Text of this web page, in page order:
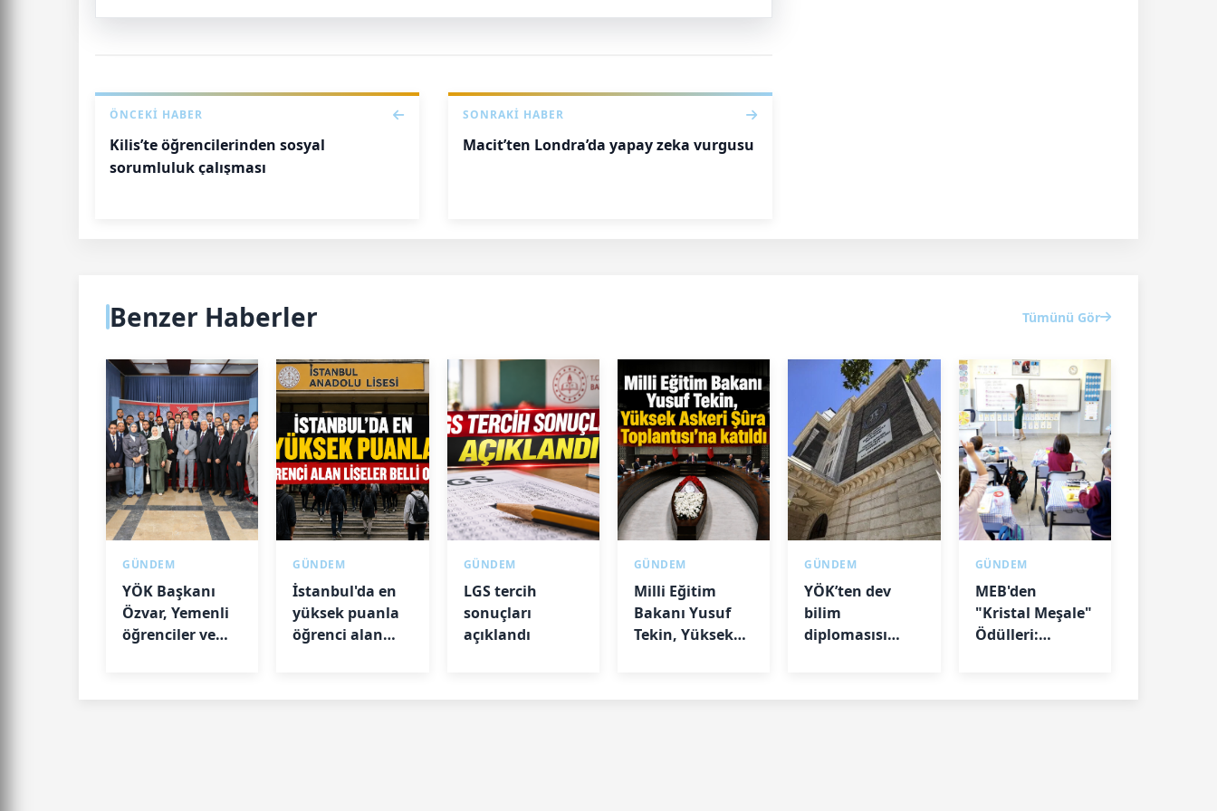
ÖNCEKI HABER
Kilis’te öğrencilerinden sosyal
sorumluluk çalışması
SONRAKI HABER
Macit’ten Londra’da yapay zeka vurgusu
Benzer Haberler Tümünü Gör
GÜNDEM
YÖK Başkanı
Özvar, Yemenli
öğrenciler ve
GÜNDEM
İstanbul'da en
yüksek puanla
öğrenci alan
GÜNDEM
LGS tercih
sonuçları
açıklandı
GÜNDEM
Milli Eğitim
Bakanı Yusuf
Tekin, Yüksek
GÜNDEM
YÖK’ten dev
bilim
diplomasısı
GÜNDEM
MEB'den
"Kristal Meşale"
Ödülleri: